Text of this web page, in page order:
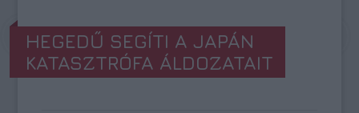
HEGEDŰ SEGÍTI A JAPÁN
KATASZTRÓFA ÁLDOZATAIT